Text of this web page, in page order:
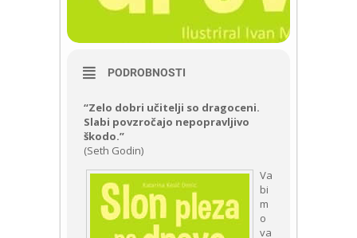
PODROBNOSTI
“Zelo dobri učitelji so dragoceni.
Slabi povzročajo nepopravljivo
škodo.”
(Seth Godin)
Va
bi
m
o
va